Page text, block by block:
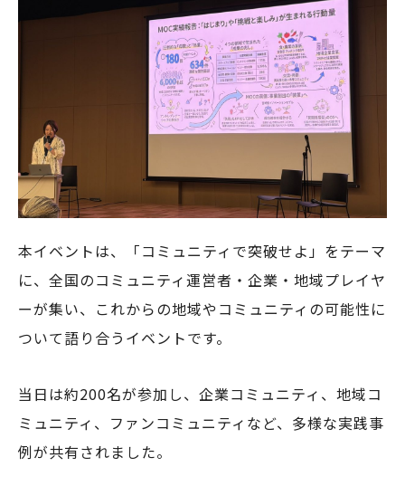
本イベントは、「コミュニティで突破せよ」をテーマ
に、全国のコミュニティ運営者・企業・地域プレイヤ
ーが集い、これからの地域やコミュニティの可能性に
ついて語り合うイベントです。
当日は約200名が参加し、企業コミュニティ、地域コ
ミュニティ、ファンコミュニティなど、多様な実践事
例が共有されました。